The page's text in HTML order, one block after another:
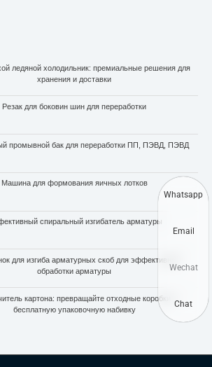
ледяной холодильник: премиальные решения для
хранения и доставки
Резак для боковин шин для переработки
промывной бак для переработки ПП, ПЭВД, ПЭВД
Машина для формования яичных лотков
спиральный изгибатель арматуры
для изгиба арматурных скоб для эффективной
обработки арматуры
картона: превращайте отходные коробки в
бесплатную упаковочную набивку
Whatsapp
Email
Wechat
Chat